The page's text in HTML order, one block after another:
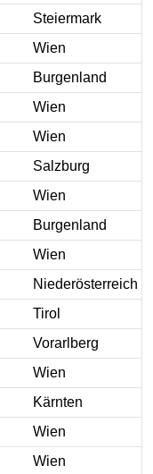
Steiermark
Wien
Burgenland
Wien
Wien
Salzburg
Wien
Burgenland
Wien
Niederösterreich
Tirol
Vorarlberg
Wien
Kärnten
Wien
Wien